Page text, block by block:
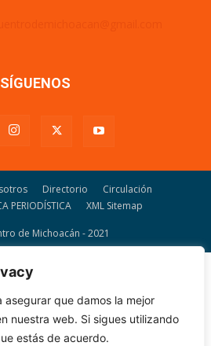
asegurar que damos la mejor
nuestra web. Si sigues utilizando
estás de acuerdo.
SÍGUENOS
Directorio
Circulación
PERIODÍSTICA
XML Sitemap
de Michoacán - 2021